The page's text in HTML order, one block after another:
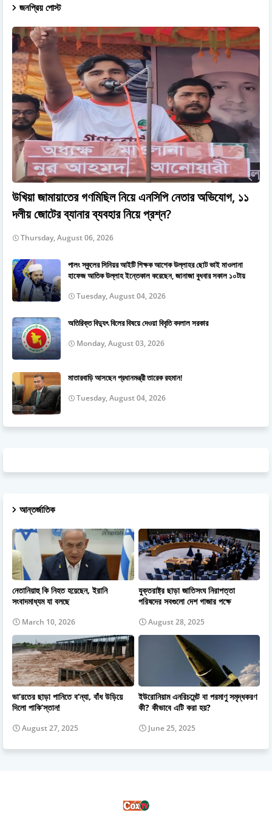
জনপ্রিয় পোস্ট
উখিয়া জামায়াতের গণমিছিল নিয়ে এনসিপি নেতার অভিযোগ, ১১
দলীয় জোটের ব্যানার ব্যবহার নিয়ে প্রশ্ন?
Thursday, August 06, 2026
পালং স্কুলের সিনিয়র আইটি শিক্ষক আশেক উল্লাহর ছোট ভাই মাওলানা
হাফেজ আতিক উল্লাহ ইন্তেকাল করেছেন, জানাজা বুধবার সকাল ১০টায়
Tuesday, August 04, 2026
অতিরিক্ত বিদ্যুৎ বিলের বিষয়ে দেওয়া বিবৃতি বদলাল সরকার
Monday, August 03, 2026
মাতারবাড়ি আসছেন প্রধানমন্ত্রী তারেক রহমান!
Tuesday, August 04, 2026
আন্তর্জাতিক
নেতানিয়াহু কি নিহত হয়েছেন, ইরানি
সংবাদমাধ্যম যা বলছে
March 10, 2026
যুক্তরাষ্ট্র ছাড়া জাতিসংঘ নিরাপত্তা
পরিষদের সবগুলো দেশ গাজার পক্ষে
August 28, 2025
ভা’রতের ছাড়া পানিতে ব’ন্যা, বাঁধ উড়িয়ে
দিলো পাকি’স্তান!
August 27, 2025
ইউরোনিয়াম এনরিচমেন্ট বা পরমাণু সমৃদ্ধকরণ
কী? কীভাবে এটি করা হয়?
June 25, 2025